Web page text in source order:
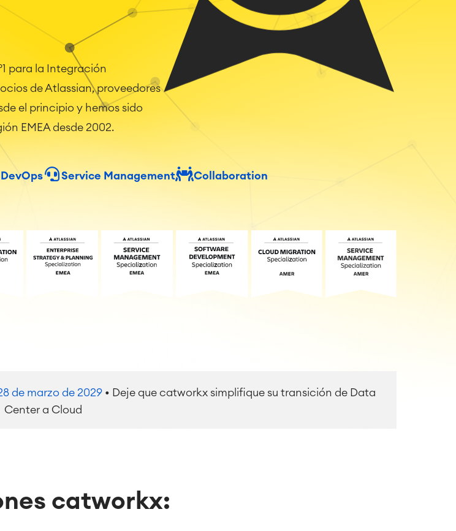
para la Integración
de Atlassian, proveedores
el principio y hemos sido
EMEA desde 2002.
Service Management Collaboration
de marzo de 2029 • Deje que catworkx simplifique su transición de Data
Center a Cloud
catworkx: